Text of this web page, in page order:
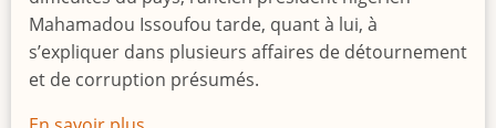
Mahamadou Issoufou tarde, quant à lui, à
s’expliquer dans plusieurs affaires de détournement
et de corruption présumés.